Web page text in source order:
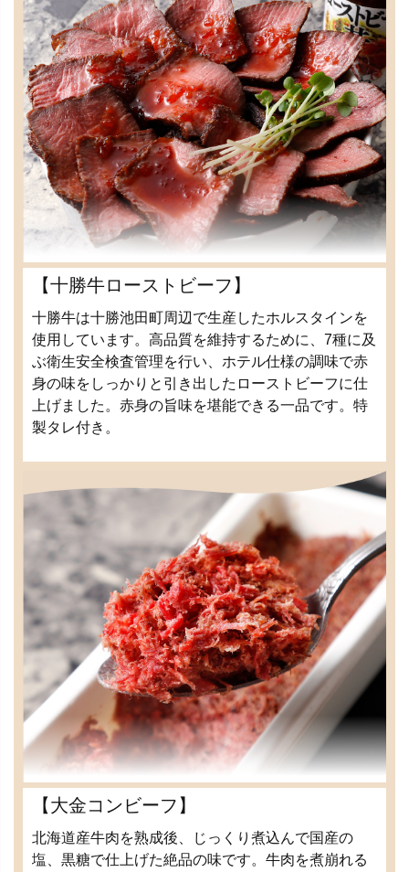
【十勝牛ローストビーフ】
十勝牛は十勝池田町周辺で生産したホルスタインを
使用しています。高品質を維持するために、7種に及
ぶ衛生安全検査管理を行い、ホテル仕様の調味で赤
身の味をしっかりと引き出したローストビーフに仕
上げました。赤身の旨味を堪能できる一品です。特
製タレ付き。
【大金コンビーフ】
北海道産牛肉を熟成後、じっくり煮込んで国産の
塩、黒糖で仕上げた絶品の味です。牛肉を煮崩れる